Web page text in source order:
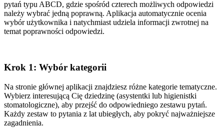
pytań typu ABCD, gdzie spośród czterech możliwych odpowiedzi
należy wybrać jedną poprawną. Aplikacja automatycznie ocenia
wybór użytkownika i natychmiast udziela informacji zwrotnej na
temat poprawności odpowiedzi.
Krok 1: Wybór kategorii
Na stronie głównej aplikacji znajdziesz różne kategorie tematyczne.
Wybierz interesującą Cię dziedzinę (asystentki lub higienistki
stomatologiczne), aby przejść do odpowiedniego zestawu pytań.
Każdy zestaw to pytania z lat ubiegłych, aby pokryć najważniejsze
zagadnienia.